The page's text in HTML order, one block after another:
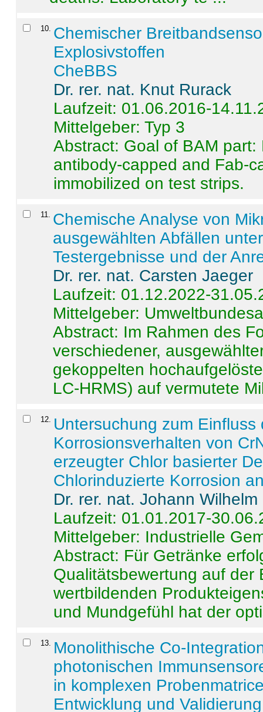
10 Chemischer
Explosivstoffen
CheBBS
Dr. rer. nat. Knut Rurack
Laufzeit: 01.06.2016-
Mittelgeber: Typ 3
Abstract: Goal of BAM
antibody-capped and Fab-
immobilized on test strips.
11
Chemische Analyse von
ausgewählten Abfällen
Testergebnisse und der
Dr. rer. nat. Carsten Jaeger
Laufzeit: 01.12.2022-
Mittelgeber:
Abstract: Im Rahmen des
verschiedener,
gekoppelten
LC-HRMS) auf vermutete
12
Untersuchung zum
Korrosionsverhalten von
erzeugter Chlor basierter
Chlorinduzierte Korrosion
Dr. rer. nat. Johann
Laufzeit: 01.01.2017-
Mittelgeber: Industrielle
Abstract: Für Getränke
Qualitätsbewertung auf der
wertbildenden
und Mundgefühl hat der
13
Monolithische Co-
photonischen
in komplexen
Entwicklung und